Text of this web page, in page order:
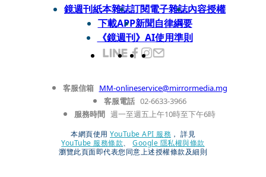
鏡週刊紙本雜誌訂閱電子雜誌內容授權
下載APP新聞自律綱要
《鏡週刊》AI使用準則
客服信箱 MM-onlineservice@mirrormedia.mg
客服電話 02-6633-3966
服務時間 週一至週五上午10時至下午6時
本網頁使用 YouTube API 服務 ， 詳見
YouTube 服務條款、
Google 隱私權與條款
瀏覽此頁面即代表您同意上述授權條款及細則